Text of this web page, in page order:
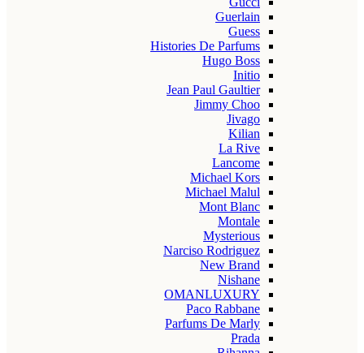
Guerlain
Guess
Histories De Parfums
Hugo Boss
Initio
Jean Paul Gaultier
Jimmy Choo
Jivago
Kilian
La Rive
Lancome
Michael Kors
Michael Malul
Mont Blanc
Montale
Mysterious
Narciso Rodriguez
New Brand
Nishane
OMANLUXURY
Paco Rabbane
Parfums De Marly
Prada